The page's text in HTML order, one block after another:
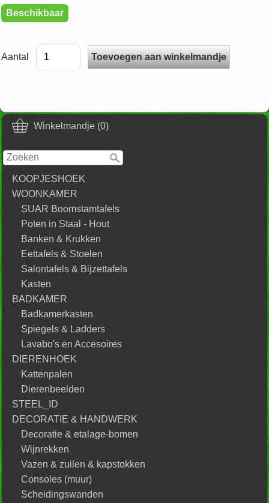
Winkelmandje (0)
KOOPJESHOEK
WOONKAMER
SUAR Boomstamtafels
Poten in Staal - Hout
Banken & Krukken
Eettafels & Stoelen
Salontafels & Bijzettafels
Kasten
BADKAMER
Badkamerkasten
Spiegels & Ladders
Lavabo's en Accesoires
DIERENHOEK
Kattenpalen
Dierenbeelden
STEEL_ID
DECORATIE & HANDWERK
Decoratie & etalage-bomen
Wijnrekken
Vazen & zuilen & kapstokken
Consoles (muur)
Scheidingswanden
Beschikbaar
Aantal